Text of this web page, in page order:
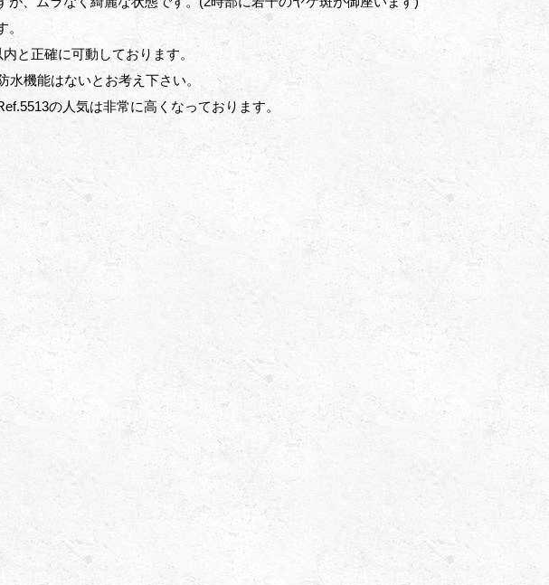
と正確に可動しております。
機能はないとお考え下さい。
の人気は非常に高くなっております。